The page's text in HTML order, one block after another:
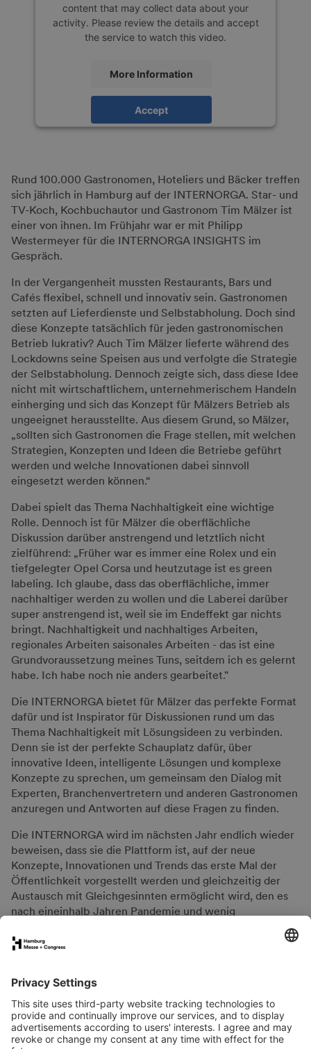
content that may collect data about your
activity. Please review the details and accept
the service to watch this video.
More Information
Accept
Rund 100.000 Gastronomen, Hoteliers und Bäcker treffen
sich jährlich in Hamburg auf der INTERNORGA. Star- und
TV-Koch, Kochbuchautor und Gastronom Tim Mälzer ist
einer von ihnen. Im Frühjahr war er mit Philipp
Westermeyer für die INTERNORGA INSIGHTS im
Gespräch.
In der Vergangenheit mussten Restaurants, Bars und
Cafés flexibel, schnell und innovativ sein. Gastronomen
setzten auf Lieferdienste und Selbstabholung. Doch sind
diese Konzepte tatsächlich für jeden gastronomischen
Betrieb lukrativ? Auch Tim Mälzer lieferte während des
Lockdowns seine Speisen aus und verfolgte die Strategie
der Selbstabholung. Dennoch zeigte sich, dass diese Idee
nicht mit wirtschaftlichem, unternehmerischem Handeln
einherging und sich das Konzept für Mälzers Betrieb als
ungeeignet herausstellte. Aus diesem Grund, so Mälzer,
„sollten sich Gastronomen die Frage stellen, mit welchen
Strategien, Konzepten und Ideen die Betriebe geführt
werden und welche Innovationen dabei sinnvoll
eingesetzt werden können.“
Dabei spielt das Thema Nachhaltigkeit eine wichtige
Rolle. Dennoch ist für Mälzer die oberflächliche
Diskussion darüber anstrengend und letztlich nicht
zielführend: „Früher war es immer eine Rolex und ein
tiefgelegter Opel Corsa und heutzutage ist es green
labeling. Ich glaube, dass das oberflächliche, immer
nachhaltiger werden zu wollen und die Laberei darüber
super anstrengend ist, weil sie im Endeffekt gar nichts
bringt. Nachhaltigkeit und nachhaltiges Arbeiten,
regionales Arbeiten saisonales Arbeiten - das ist eine
Grundvoraussetzung meines Tuns, seitdem ich es gelernt
habe. Ich habe noch nie anders gearbeitet."
Die INTERNORGA bietet für Mälzer das perfekte Format
dafür und ist Inspirator für Diskussionen rund um das
Thema Nachhaltigkeit mit Lösungsideen zu verbinden.
Denn sie ist der perfekte Schauplatz dafür, über
innovative Ideen, intelligente Lösungen und komplexe
Konzepte zu sprechen, um gemeinsam den Dialog mit
Experten, Branchenvertretern und anderen Gastronomen
anzuregen und Antworten auf diese Fragen zu finden.
Die INTERNORGA wird im nächsten Jahr endlich wieder
beweisen, dass sie die Plattform ist, auf der neue
Konzepte, Innovationen und Trends das erste Mal der
Öffentlichkeit vorgestellt werden und gleichzeitig der
Austausch mit Gleichgesinnten ermöglicht wird, den es
nach eineinhalb Jahren Pandemie und wenig
FAQs for exhibitors
eNews